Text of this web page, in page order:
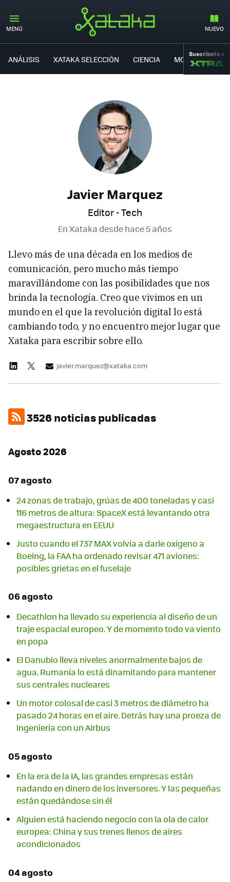
MENÚ NUEVO
ANÁLISIS XATAKA SELECCIÓN CIENCIA MOVILIDAD
Suscríbete a
Javier Marquez
Editor - Tech
En Xataka desdehace 5 años
Llevo más de una década en los medios de
comunicación, pero mucho más tiempo
maravillándome con las posibilidades que nos
brinda la tecnología. Creo que vivimos en un
mundo en el que la revolución digital lo está
cambiando todo, y no encuentro mejor lugar que
Xataka para escribir sobre ello.
javier.marquez@xataka.com
3526 noticias publicadas
Agosto 2026
07 agosto
24 zonas de trabajo, grúas de 400 toneladas y casi
116 metros de altura: SpaceX está levantando otra
megaestructura en EEUU
Justo cuando el 737 MAX volvía a darle oxígeno a
Boeing, la FAA ha ordenado revisar 471 aviones:
posibles grietas en el fuselaje
06 agosto
Decathlon ha llevado su experiencia al diseño de un
traje espacial europeo. Y de momento todo va viento
en popa
El Danubio lleva niveles anormalmente bajos de
agua. Rumanía lo está dinamitando para mantener
sus centrales nucleares
Un motor colosal de casi 3 metros de diámetro ha
pasado 24 horas en el aire. Detrás hay una proeza de
ingeniería con un Airbus
05 agosto
En la era de la IA, las grandes empresas están
nadando en dinero de los inversores. Y las pequeñas
están quedándose sin él
Alguien está haciendo negocio con la ola de calor
europea: China y sus trenes llenos de aires
acondicionados
04 agosto